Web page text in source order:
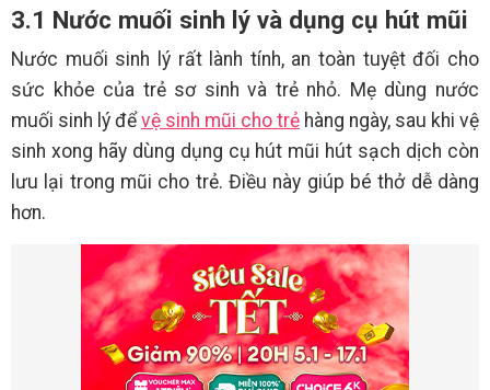
3.1 Nước muối sinh lý và dụng cụ hút mũi
Nước muối sinh lý rất lành tính, an toàn tuyệt đối cho
sức khỏe của trẻ sơ sinh và trẻ nhỏ. Mẹ dùng nước
muối sinh lý đểvệ sinh mũi cho trẻ hàng ngày, sau khi vệ
sinh xong hãy dùng dụng cụ hút mũi hút sạch dịch còn
lưu lại trong mũi cho trẻ. Điều này giúp bé thở dễ dàng
hơn.